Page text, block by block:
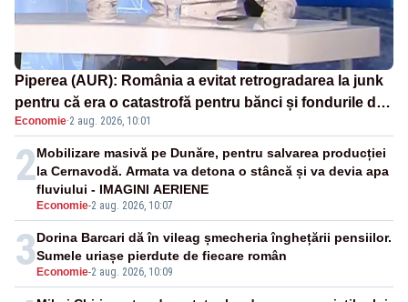
Piperea (AUR): România a evitat retrogradarea la junk
pentru că era o catastrofă pentru bănci și fondurile de
pensii
Economie·2 aug. 2026, 10:01
2
Economie-2 aug. 2026, 10:07
Mobilizare masivă pe Dunăre, pentru salvarea producției
la Cernavodă. Armata va detona o stâncă și va devia apa
fluviului - IMAGINI AERIENE
3 Economie-2 aug. 2026, 10:09
Dorina Barcari dă în vileag șmecheria înghețării pensiilor.
Sumele uriașe pierdute de fiecare român